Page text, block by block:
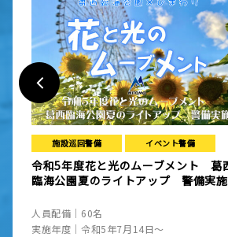
施設巡回警備 イベント警備
令和5年度花と光のムーブメント 葛
臨海公園夏のライトアップ 警備実施
人員配備｜60名
実施年度｜令和5年7月14日～